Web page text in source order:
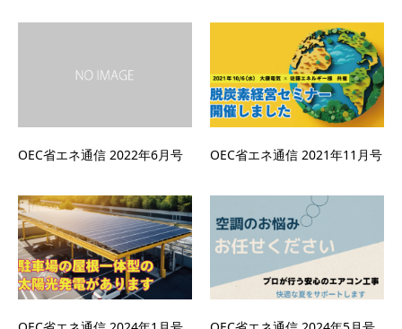
OEC省エネ通信 2022年6月号 OEC省エネ通信 2021年11月号